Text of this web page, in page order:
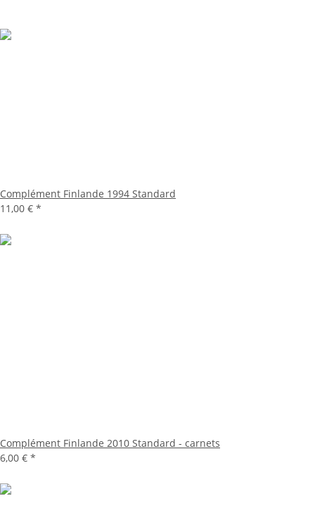
Complément Finlande 1994 Standard
11,00 € *
Complément Finlande 2010 Standard - carnets
6,00 € *